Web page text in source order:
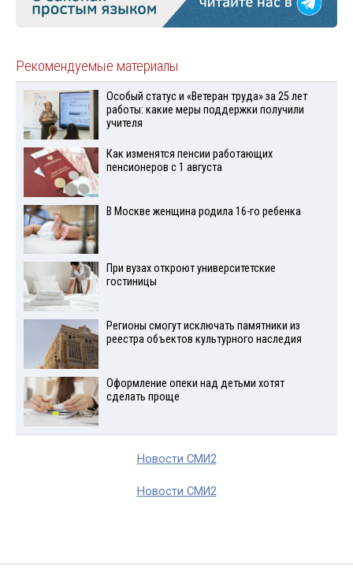
Рекомендуемые материалы
Особый статус и «Ветеран труда» за 25 лет
работы: какие меры поддержки получили
учителя
Как изменятся пенсии работающих
пенсионеров с 1 августа
В Москве женщина родила 16-го ребенка
При вузах откроют университетские
гостиницы
Регионы смогут исключать памятники из
реестра объектов культурного наследия
Оформление опеки над детьми хотят
сделать проще
Новости СМИ2
Новости СМИ2